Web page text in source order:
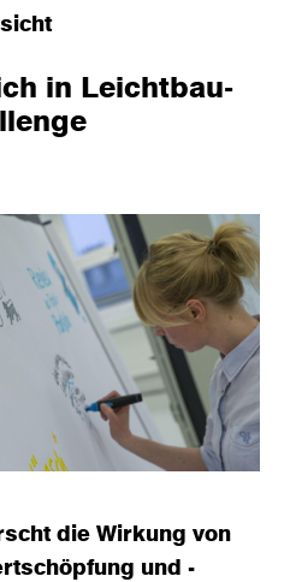
in Leichtbau-
die Wirkung von
und -